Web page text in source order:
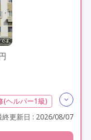
(ヘルパー1級)
業月20時間以内
通費支給
終更新日 : 2026/08/07